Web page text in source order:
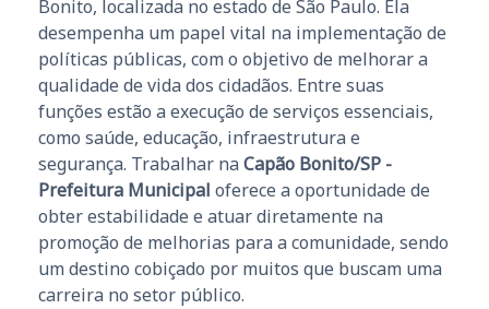
Bonito, localizada no estado de São Paulo. Ela
desempenha um papel vital na implementação de
políticas públicas, com o objetivo de melhorar a
qualidade de vida dos cidadãos. Entre suas
funções estão a execução de serviços essenciais,
como saúde, educação, infraestrutura e
segurança. Trabalhar na Capão Bonito/SP -
Prefeitura Municipal oferece a oportunidade de
obter estabilidade e atuar diretamente na
promoção de melhorias para a comunidade, sendo
um destino cobiçado por muitos que buscam uma
carreira no setor público.